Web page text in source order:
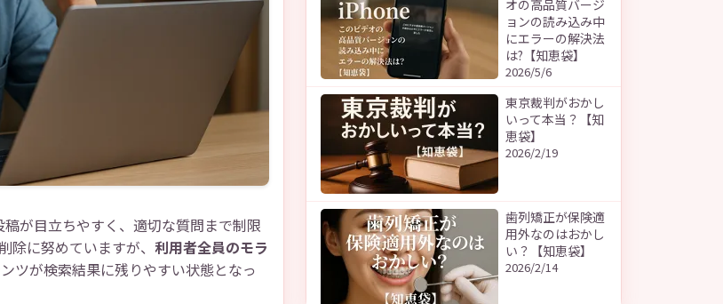
が目立ちやすく、適切な質問まで制限
に努めていますが、 利用者全員のモラ
ツが検索結果に残りやすい状態となっ
オの高品質バージ
ョンの読み込み中
にエラーの解決法
は?【知恵袋】
2026/5/6
東京裁判がおかし
いって本当？【知
恵袋】
2026/2/19
歯列矯正が保険適
用外なのはおかし
い？【知恵袋】
2026/2/14